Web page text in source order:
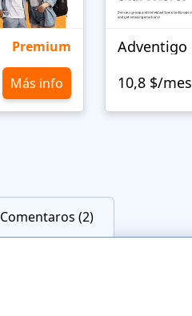
Premium
Más info
Adventigo
10,8 $/mes
Comentaros (2)